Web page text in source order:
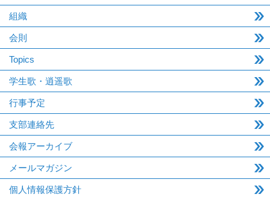
組織
会則
Topics
学生歌・逍遥歌
行事予定
支部連絡先
会報アーカイブ
メールマガジン
個人情報保護方針